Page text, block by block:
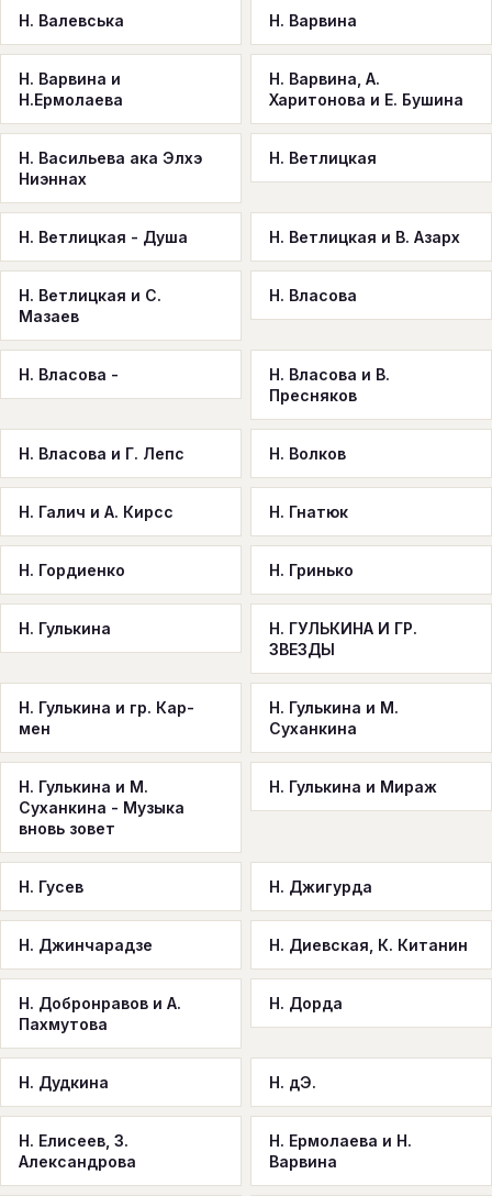
Н. Валевська Н. Варвина
Н. Варвина и
Н.Ермолаева
Н. Варвина, А.
Харитонова и Е. Бушина
Н. Васильева ака Элхэ
Ниэннах
Н. Ветлицкая
Н. Ветлицкая - Душа Н. Ветлицкая и В. Азарх
Н. Ветлицкая и С.
Мазаев
Н. Власова
Н. Власова -
Н. Власова и В.
Пресняков
Н. Власова и Г. Лепс Н. Волков
Н. Галич и А. Кирсс Н. Гнатюк
Н. Гордиенко Н. Гринько
Н. Гулькина
Н. ГУЛЬКИНА И ГР.
ЗВЕЗДЫ
Н. Гулькина и гр. Кар-
мен
Н. Гулькина и М.
Суханкина
Н. Гулькина и М.
Суханкина - Музыка
вновь зовет
Н. Гулькина и Мираж
Н. Гусев Н. Джигурда
Н. Джинчарадзе Н. Диевская, К. Китанин
Н. Добронравов и А.
Пахмутова
Н. Дорда
Н. Дудкина Н. дЭ.
Н. Елисеев, З.
Александрова
Н. Ермолаева и Н.
Варвина